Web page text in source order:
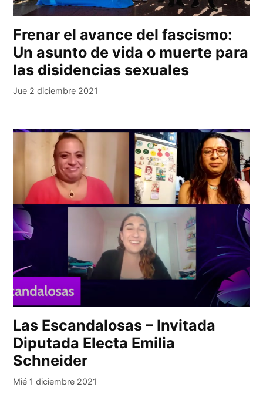
Frenar el avance del fascismo:
Un asunto de vida o muerte para
las disidencias sexuales
Jue 2 diciembre 2021
Las Escandalosas – Invitada
Diputada Electa Emilia
Schneider
Mié 1 diciembre 2021